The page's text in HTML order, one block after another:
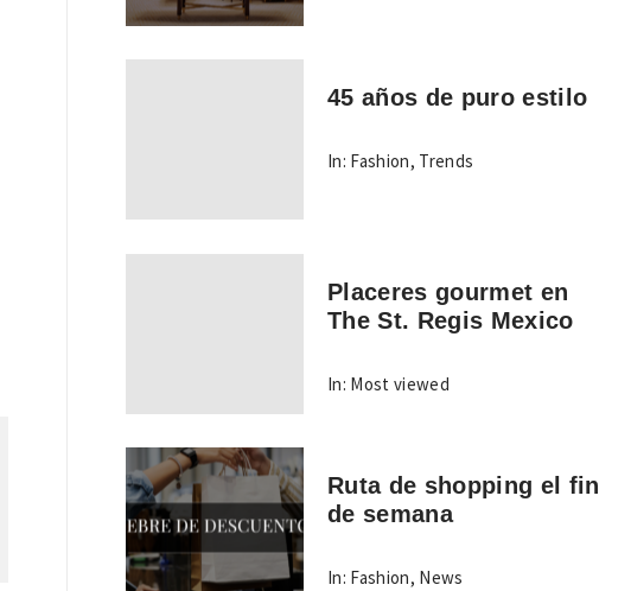
45 años de puro estilo
In: Fashion, Trends
Placeres gourmet en
The St. Regis Mexico
In: Most viewed
Ruta de shopping el fin
de semana
In: Fashion, News